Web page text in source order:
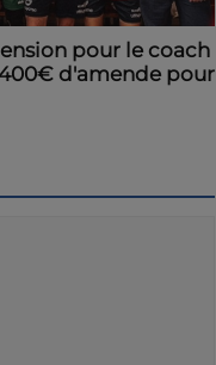
pour le coach
d'amende pour